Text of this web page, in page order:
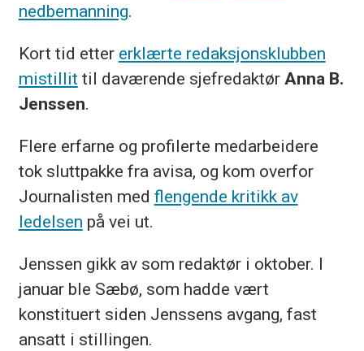
nedbemanning.
Kort tid etter erklærte redaksjonsklubben
mistillit til daværende sjefredaktør Anna B.
Jenssen.
Flere erfarne og profilerte medarbeidere
tok sluttpakke fra avisa, og kom overfor
Journalisten med flengende kritikk av
ledelsen på vei ut.
Jenssen gikk av som redaktør i oktober. I
januar ble Sæbø, som hadde vært
konstituert siden Jenssens avgang, fast
ansatt i stillingen.